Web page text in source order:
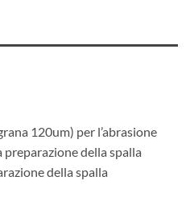
120um) per l’abrasione
della spalla
della spalla